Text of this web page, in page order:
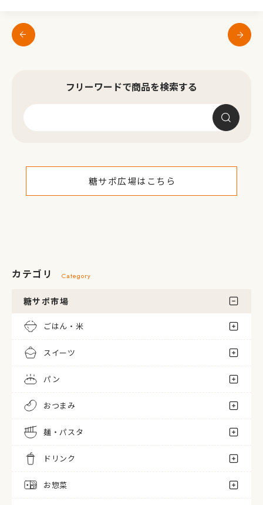
フリーワードで商品を検索する
糖サポ広場はこちら
カテゴリ Category
糖サポ市場
ごはん・米
スイーツ
パン
おつまみ
麺・パスタ
ドリンク
お惣菜